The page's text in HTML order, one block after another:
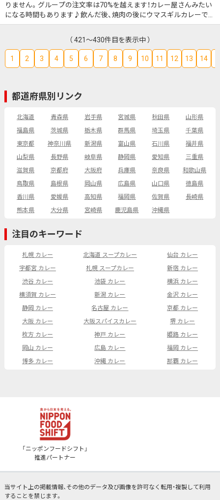
りません。グループの注文率は70%を越えます！カレー屋さんみたい
になる時間もあります♪飲んだ後、焼肉の後にウマスギルカレーです
よ～。
（ 421～430件目を表示中 ）
1 2 3 4 5 6 7 8 9 10 11 12 13 14
都道府県別リンク
北海道 青森県 岩手県 宮城県 秋田県
山形県
福島県
茨城県 栃木県 群馬県 埼玉県
千葉県
東京都
神奈川県 新潟県 富山県 石川県
福井県
山梨県
長野県 岐阜県 静岡県 愛知県
三重県
滋賀県
京都府 大阪府 兵庫県 奈良県
和歌山県
鳥取県
島根県 岡山県 広島県 山口県
徳島県
香川県
愛媛県 高知県 福岡県 佐賀県
長崎県
熊本県
大分県 宮崎県 鹿児島県 沖縄県
注目のキーワード
札幌 カレー 北海道 スープカレー
仙台 カレー
宇都宮 カレー
札幌 スープカレー
新宿 カレー
渋谷 カレー
池袋 カレー
横浜 カレー
横須賀 カレー
新潟 カレー
金沢 カレー
静岡 カレー
名古屋 カレー
京都 カレー
大阪 カレー
大阪スパイスカレー
堺 カレー
枚方 カレー
神戸 カレー
姫路 カレー
岡山 カレー
広島 カレー
福岡 カレー
博多 カレー
沖縄 カレー 那覇 カレー
「ニッポンフードシフト」
推進パートナー
当サイト上の掲載情報、その他のデータ及び画像を許可なく転用・複製して利用
することを禁じます。